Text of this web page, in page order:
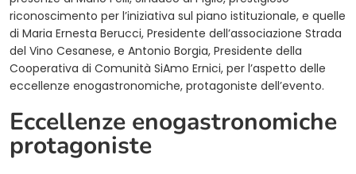
riconoscimento per l’iniziativa sul piano istituzionale, e quelle
di Maria Ernesta Berucci, Presidente dell’associazione Strada
del Vino Cesanese, e Antonio Borgia, Presidente della
Cooperativa di Comunità SiAmo Ernici, per l’aspetto delle
eccellenze enogastronomiche, protagoniste dell’evento.
Eccellenze enogastronomiche
protagoniste